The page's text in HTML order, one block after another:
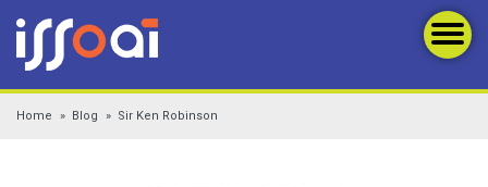
Home Blog Sir Ken Robinson